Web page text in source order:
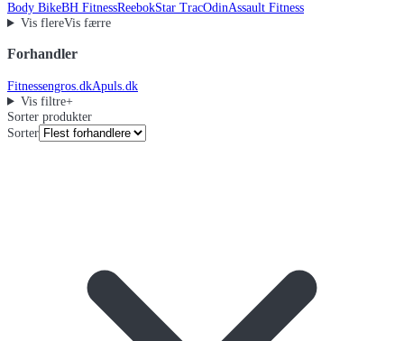
Body BikeBH FitnessReebokStar TracOdinAssault Fitness
Vis flereVis færre
Forhandler
Fitnessengros.dkApuls.dk
Vis filtre+
Sorter produkter
Sorter